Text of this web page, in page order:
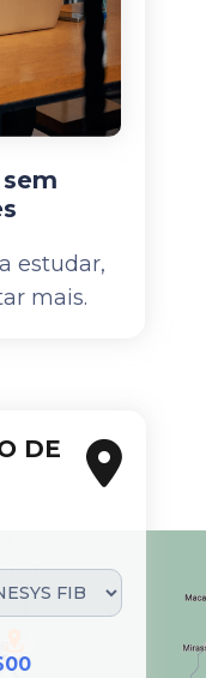
estudar,
mais.
DE